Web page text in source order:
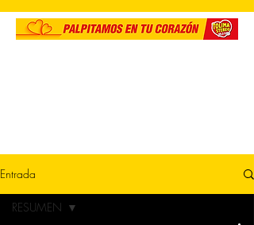
Entrada
RESUMEN